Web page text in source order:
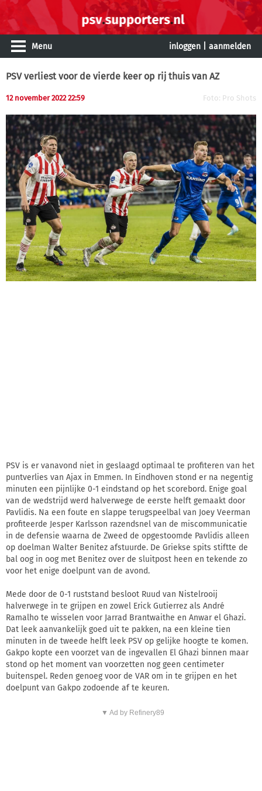
Menu inloggen aanmelden
PSV verliest voor de vierde keer op rij thuis van AZ
12 november 2022 22:59 Foto: Pro Shots
PSV is er vanavond niet in geslaagd optimaal te profiteren van het
puntverlies van Ajax in Emmen. In Eindhoven stond er na negentig
minuten een pijnlijke 0-1 eindstand op het scorebord. Enige goal
van de wedstrijd werd halverwege de eerste helft gemaakt door
Pavlidis. Na een foute en slappe terugspeelbal van Joey Veerman
profiteerde Jesper Karlsson razendsnel van de miscommunicatie
in de defensie waarna de Zweed de opgestoomde Pavlidis alleen
op doelman Walter Benitez afstuurde. De Griekse spits stiftte de
bal oog in oog met Benitez over de sluitpost heen en tekende zo
voor het enige doelpunt van de avond.
Mede door de 0-1 ruststand besloot Ruud van Nistelrooij
halverwege in te grijpen en zowel Erick Gutierrez als André
Ramalho te wisselen voor Jarrad Brantwaithe en Anwar el Ghazi.
Dat leek aanvankelijk goed uit te pakken, na een kleine tien
minuten in de tweede helft leek PSV op gelijke hoogte te komen.
Gakpo kopte een voorzet van de ingevallen El Ghazi binnen maar
stond op het moment van voorzetten nog geen centimeter
buitenspel. Reden genoeg voor de VAR om in te grijpen en het
doelpunt van Gakpo zodoende af te keuren.
▼ Ad by Refinery89